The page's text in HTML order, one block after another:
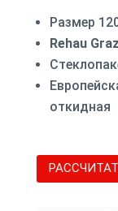
Размер
Rehau
откидная